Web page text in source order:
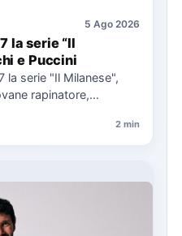
5 Ago 2026
la serie “Il
e Puccini
la serie "Il Milanese",
rapinatore,…
2 min